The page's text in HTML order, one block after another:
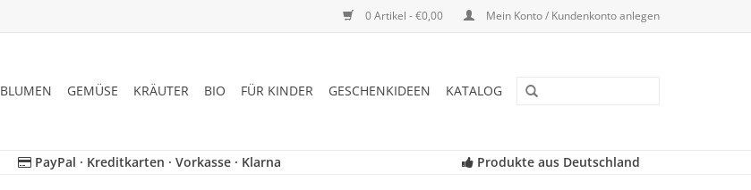
0 Artikel - €0,00 Mein Konto / Kundenkonto anlegen
BLUMEN GEMÜSE KRÄUTER BIO FÜR KINDER GESCHENKIDEEN KATALOG
PayPal · Kreditkarten · Vorkasse · Klarna Produkte aus Deutschland